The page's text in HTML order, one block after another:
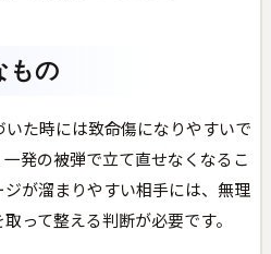
もの
た時には致命傷になりやすいで
発の被弾で立て直せなくなるこ
が溜まりやすい相手には、無理
って整える判断が必要です。